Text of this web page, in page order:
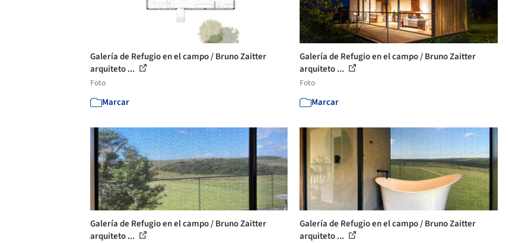
Galería de Refugio en el campo / Bruno Zaitter
arquiteto ...
Foto
Marcar
Galería de Refugio en el campo / Bruno Zaitter
arquiteto ...
Foto
Marcar
Galería de Refugio en el campo / Bruno Zaitter
arquiteto ...
Galería de Refugio en el campo / Bruno Zaitter
arquiteto ...